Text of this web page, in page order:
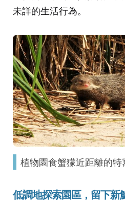
未詳的生活行為。
植物園食蟹獴近距離的特
低調地探索園區，留下新